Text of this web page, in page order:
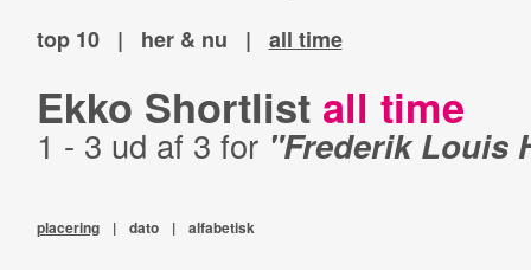
top 10 | her & nu | all time
Ekko Shortlist all time
1 - 3 ud af 3 for "Frederik Louis
placering | dato | alfabetisk